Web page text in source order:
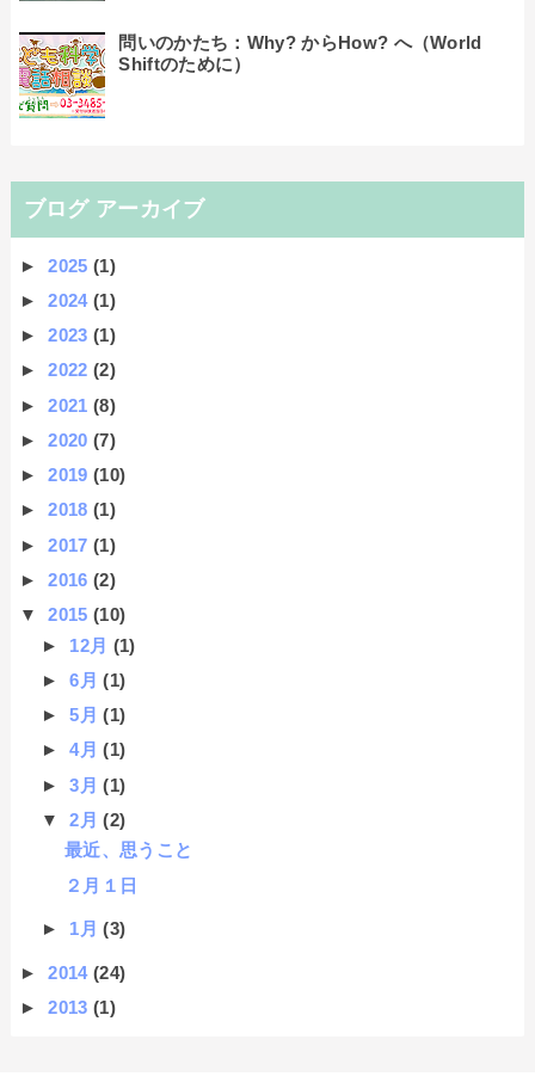
問いのかたち：Why? からHow? へ（World
Shiftのために）
ブログ アーカイブ
►2025(1)
►2024(1)
►2023(1)
►2022(2)
►2021(8)
►2020(7)
►2019(10)
►2018(1)
►2017(1)
►2016(2)
▼2015(10)
► 12月 (1)
►6月(1)
►5月(1)
►4月(1)
►3月(1)
▼2月(2)
最近、思うこと
２月１日
► 1月(3)
►2014(24)
►2013(1)